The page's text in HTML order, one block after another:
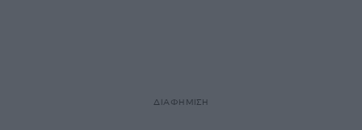
ΔΙΑΦΗΜΙΣΗ